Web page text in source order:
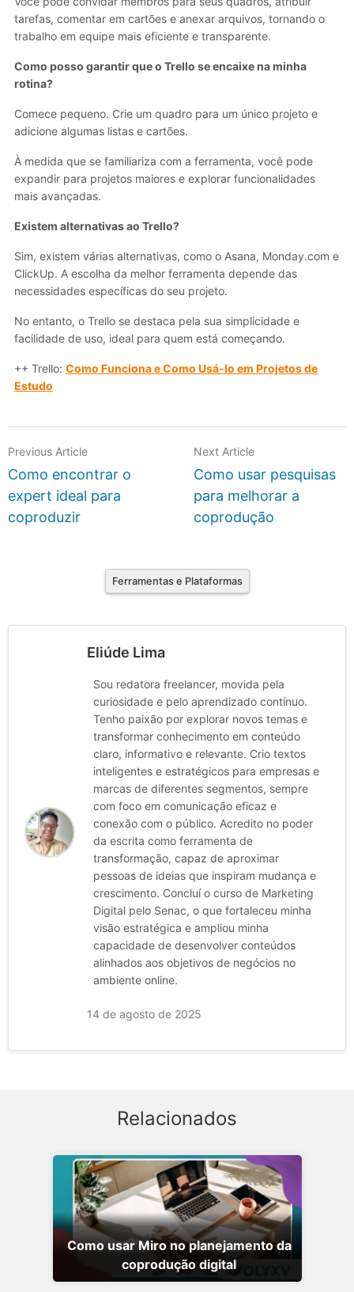
tarefas, comentar em cartões e anexar arquivos, tornando o
trabalho em equipe mais eficiente e transparente.
Como posso garantir que o Trello se encaixe na minha
rotina?
Comece pequeno. Crie um quadro para um único projeto e
adicione algumas listas e cartões.
À medida que se familiariza com a ferramenta, você pode
expandir para projetos maiores e explorar funcionalidades
mais avançadas.
Existem alternativas ao Trello?
Sim, existem várias alternativas, como o Asana, Monday.com e
ClickUp. A escolha da melhor ferramenta depende das
necessidades específicas do seu projeto.
No entanto, o Trello se destaca pela sua simplicidade e
facilidade de uso, ideal para quem está começando.
++ Trello: Como Funciona e Como Usá-lo em Projetos de
Estudo
Previous Article
Como encontrar o
expert ideal para
coproduzir
Next Article
Como usar pesquisas
para melhorar a
coprodução
Ferramentas e Plataformas
Eliúde Lima
Sou redatora freelancer, movida pela
curiosidade e pelo aprendizado contínuo.
Tenho paixão por explorar novos temas e
transformar conhecimento em conteúdo
claro, informativo e relevante. Crio textos
inteligentes e estratégicos para empresas e
marcas de diferentes segmentos, sempre
com foco em comunicação eficaz e
conexão com o público. Acredito no poder
da escrita como ferramenta de
transformação, capaz de aproximar
pessoas de ideias que inspiram mudança e
crescimento. Concluí o curso de Marketing
Digital pelo Senac, o que fortaleceu minha
visão estratégica e ampliou minha
capacidade de desenvolver conteúdos
alinhados aos objetivos de negócios no
ambiente online.
14 de agosto de 2025
Relacionados
Como usar Miro no planejamento da
coprodução digital